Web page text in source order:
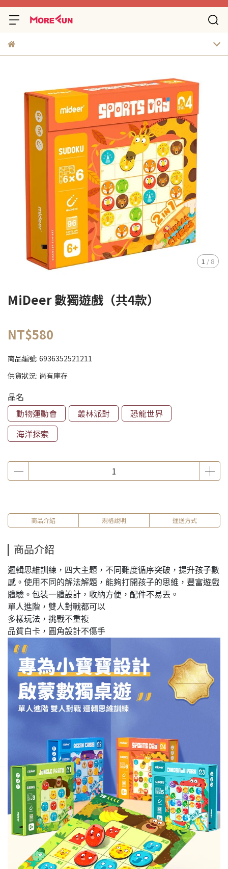
1 / 8
MiDeer 數獨遊戲（共4款）
NT$580
商品編號: 6936352521211
供貨狀況: 尚有庫存
品名
動物運動會
叢林派對
恐龍世界
海洋探索
商品介紹 規格說明 運送方式
商品介紹
邏輯思維訓練，四大主題，不同難度循序突破，提升孩子數
感。使用不同的解法解題，能夠打開孩子的思維，豐富遊戲
體驗。包裝一體設計，收納方便，配件不易丟。
單人進階，雙人對戰都可以
多樣玩法，挑戰不重複
品質白卡，圓角設計不傷手